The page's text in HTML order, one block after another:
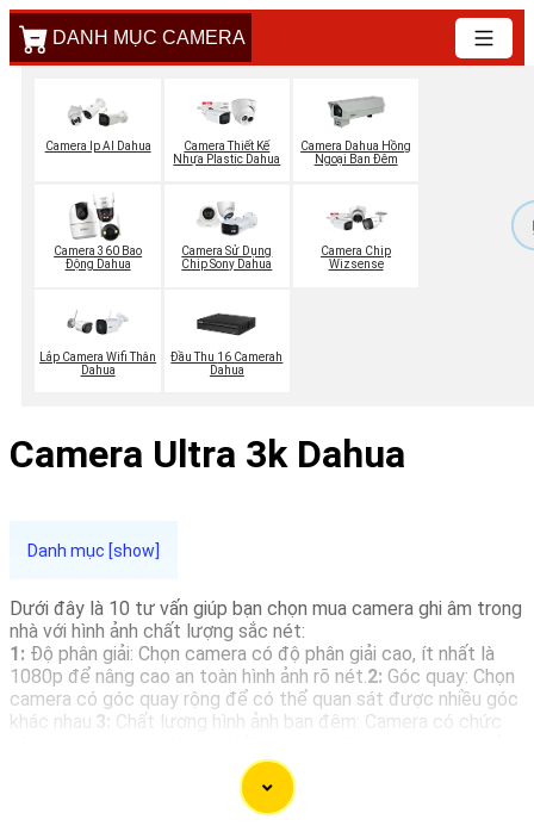
DANH MỤC CAMERA
Camera Ip AI Dahua
Camera Thiết Kế
Nhựa Plastic Dahua
Camera Dahua Hồng
Ngoại Ban Đêm
Camera 360 Bao
Động Dahua
Camera Sử Dụng
Chip Sony Dahua
Camera Chip
Wizsense
Lắp Camera Wifi Thân
Dahua
Đầu Thu 16 Camerah
Dahua
Camera Ultra 3k Dahua
Dưới đây là 10 tư vấn giúp bạn chọn mua camera ghi âm trong
nhà với hình ảnh chất lượng sắc nét:
1: Độ phân giải: Chọn camera có độ phân giải cao, ít nhất là
1080p để nâng cao an toàn hình ảnh rõ nét. 2: Góc quay: Chọn
camera có góc quay rộng để có thể quan sát được nhiều góc
khác nhau. 3: Chất lượng hình ảnh ban đêm: Camera có chức
Kết nối không dây: Chọn camera có
kết nối không dây để dễ dàng cài đặt và di chuyển.✨
năng lưu trữ: Chọn camera có khả năng lưu trữ hình ảnh trên